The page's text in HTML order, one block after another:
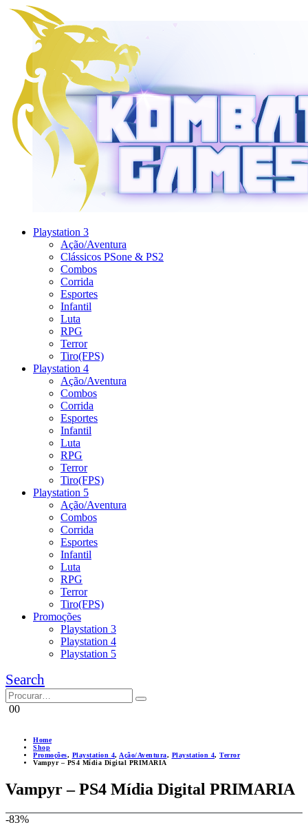
Playstation 3
Ação/Aventura
Clássicos PSone & PS2
Combos
Corrida
Esportes
Infantil
Luta
RPG
Terror
Tiro(FPS)
Playstation 4
Ação/Aventura
Combos
Corrida
Esportes
Infantil
Luta
RPG
Terror
Tiro(FPS)
Playstation 5
Ação/Aventura
Combos
Corrida
Esportes
Infantil
Luta
RPG
Terror
Tiro(FPS)
Promoções
Playstation 3
Playstation 4
Playstation 5
Search
00
Home
Shop
Promoções, Playstation 4, Ação/Aventura, Playstation 4, Terror
Vampyr – PS4 Mídia Digital PRIMARIA
Vampyr – PS4 Mídia Digital PRIMARIA
-83%